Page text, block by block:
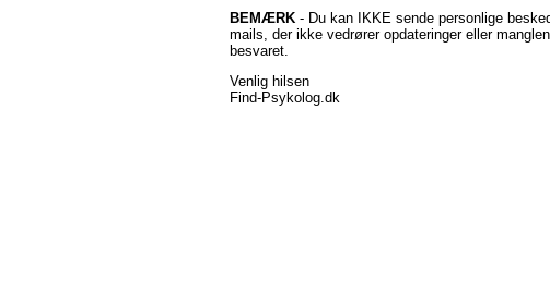
BEMÆRK - Du kan IKKE sende personlige
mails, der ikke vedrører opdateringer eller
besvaret.
Venlig hilsen
Find-Psykolog.dk